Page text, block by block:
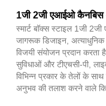
1जी 2जी एआईओ
स्मार्ट बॉक्स स्टाइल 1जी
जागरूक डिजाइन, अत्याधुनिक
विजयी संयोजन प्रदान करता
सुविधाओं और टीएचसी-पी,
विभिन्न प्रकार के तेलों के
अनुभव की तलाश करने वाले